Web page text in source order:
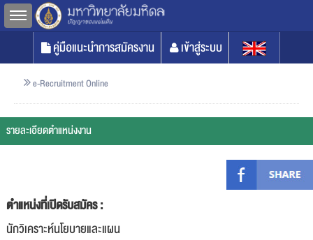
Toggle sidebar
คู่มือแนะนำการสมัครงาน
เข้าสู่ระบบ
e-Recruitment Online
รายละเอียดตำแหน่งงาน
ตำแหน่งที่เปิดรับสมัคร :
นักวิเคราะห์นโยบายและแผน